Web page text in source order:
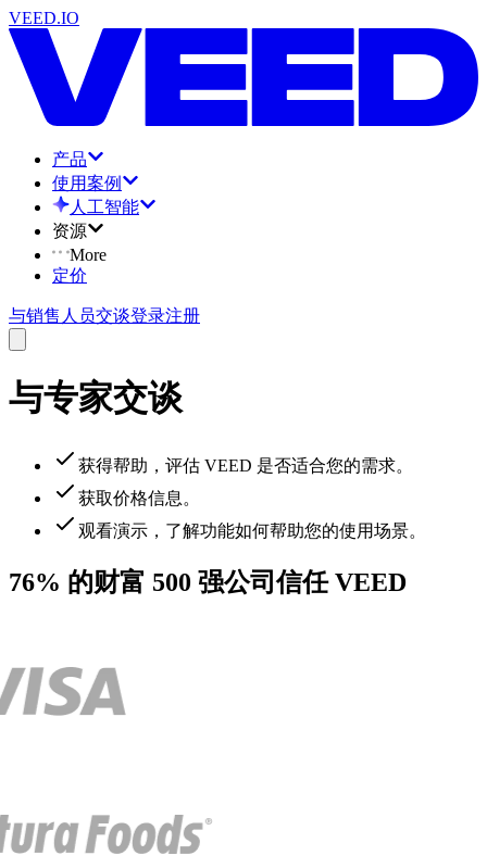
VEED.IO
产品
使用案例
人工智能
资源
More
定价
与销售人员交谈登录注册
与专家交谈
获得帮助，评估 VEED 是否适合您的需求。
获取价格信息。
观看演示，了解功能如何帮助您的使用场景。
76% 的财富 500 强公司信任 VEED